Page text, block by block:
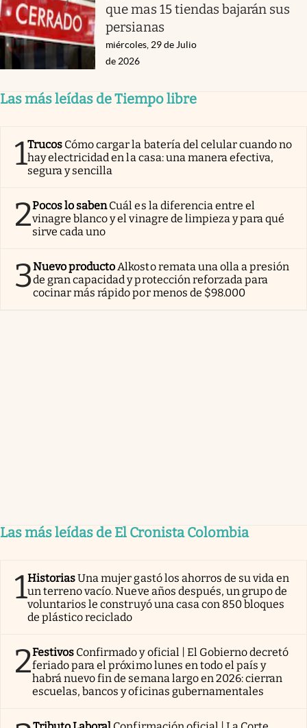
que mas 15 tiendas bajarán sus
persianas
miércoles, 29 de Julio
de 2026
Las más leídas de Tiempo libre
1Trucos Cómo cargar la batería del celular cuando no
hay electricidad en la casa: una manera efectiva,
segura y sencilla
2Pocos lo sabenCuál es la diferencia entre el
vinagre blanco y el vinagre de limpieza y para qué
sirve cada uno
3Nuevo productoAlkosto remata una olla a presión
de gran capacidad y protección reforzada para
cocinar más rápido por menos de $98.000
Las más leídas de El Cronista Colombia
1HistoriasUna mujer gastó los ahorros de su vida en
un terreno vacío. Nueve años después, un grupo de
voluntarios le construyó una casa con 850 bloques
de plástico reciclado
2Festivos Confirmado y oficial | El Gobierno decretó
feriado para el próximo lunes en todo el país y
habrá nuevo fin de semana largo en 2026: cierran
escuelas, bancos y oficinas gubernamentales